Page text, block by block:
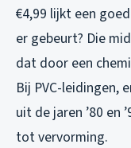
€4,99 lijkt een
er gebeurt? Die
dat door een
Bij PVC-leidingen,
uit de jaren ’80 en
tot vervorming.